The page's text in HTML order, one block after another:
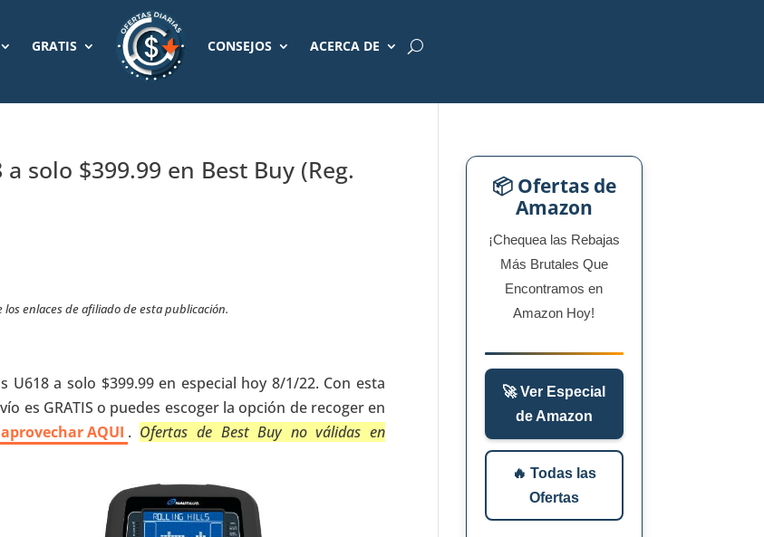
GRATIS CONSEJOS ACERCA DE
solo $399.99 en Best Buy (Reg.
enlaces de afiliado de esta publicación.
U618 a solo $399.99 en especial hoy 8/1/22. Con esta
es GRATIS o puedes escoger la opción de recoger en
AQUI . Ofertas de Best Buy no válidas en
📦 Ofertas de
Amazon
¡Chequea las Rebajas
Más Brutales Que
Encontramos en
Amazon Hoy!
🚀 Ver Especial
de Amazon
🔥 Todas las
Ofertas